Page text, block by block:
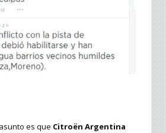
es que Citroën Argentina